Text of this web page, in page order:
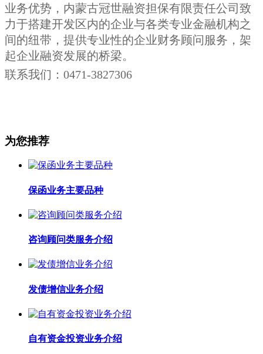
业务优势，内蒙古冠世融资担保有限责任公司致
力于搭建开发区内的企业与各类专业金融机构之
间的纽带，提供专业性的企业财务顾问服务，架
起企业融资发展的桥梁。
联系我们：0471-3827306
为您推荐
保函业务主要品种
咨询顾问类服务介绍
发债增信业务介绍
自有资金投资业务介绍